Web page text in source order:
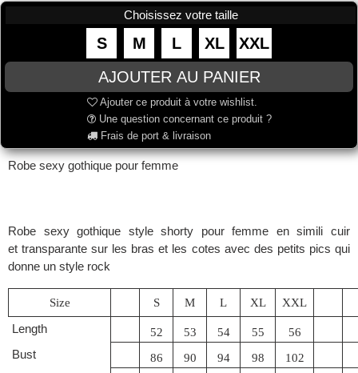
Choisissez votre taille
S M L XL XXL
Ajouter ce produit à votre wishlist.
Une question concernant ce produit ?
Frais de port & livraison
Robe sexy gothique pour femme
Robe sexy gothique style shorty pour femme en simili cuir
et transparante sur les bras et les cotes avec des petits pics qui
donne un style rock
Size S M L XL XXL
Length 52 53 54 55
56
Bust
86 90 94 98
102